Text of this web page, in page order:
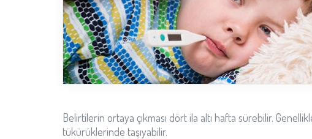
Belirtilerin ortaya çıkması dört ila altı hafta sürebilir.
tükürüklerinde taşıyabilir.